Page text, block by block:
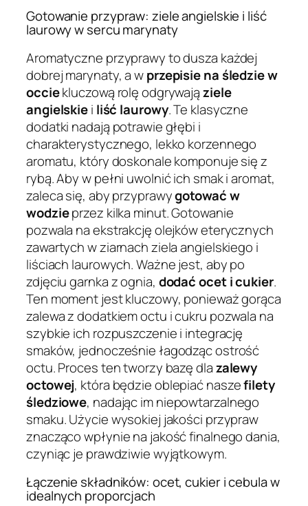
Gotowanie przypraw: ziele angielskie i liść
laurowy w sercu marynaty
Aromatyczne przyprawy to dusza każdej
dobrej marynaty, a wprzepisie na śledzie w
occiekluczową rolę odgrywająziele
angielskiei liść laurowy. Te klasyczne
dodatki nadają potrawie głębi i
charakterystycznego, lekko korzennego
aromatu, który doskonale komponuje się z
rybą. Aby w pełni uwolnić ich smak i aromat,
zaleca się, aby przyprawygotować w
wodzieprzez kilka minut. Gotowanie
pozwala na ekstrakcję olejków eterycznych
zawartych w ziarnach ziela angielskiego i
liściach laurowych. Ważne jest, aby po
zdjęciu garnka z ognia, dodać ocet i cukier.
Ten moment jest kluczowy, ponieważ gorąca
zalewa z dodatkiem octu i cukru pozwala na
szybkie ich rozpuszczenie i integrację
smaków, jednocześnie łagodząc ostrość
octu. Proces ten tworzy bazę dlazalewy
octowej, która będzie oblepiać naszefilety
śledziowe, nadając im niepowtarzalnego
smaku. Użycie wysokiej jakości przypraw
znacząco wpłynie na jakość finalnego dania,
czyniąc je prawdziwie wyjątkowym.
Łączenie składników: ocet, cukier i cebula w
idealnych proporcjach